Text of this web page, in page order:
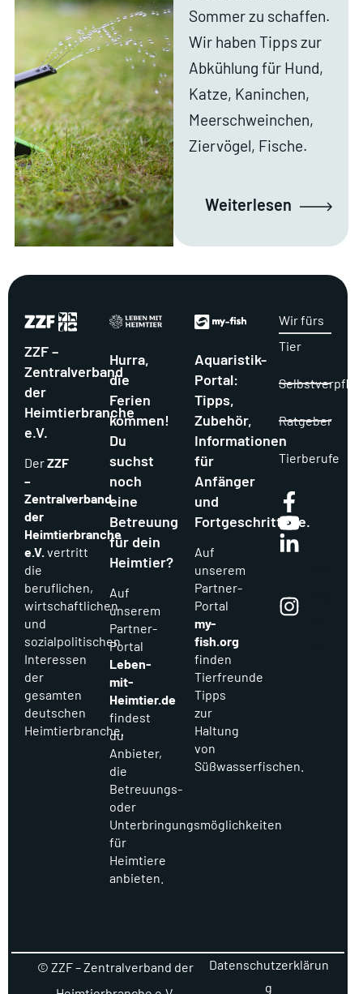
Sommer zu schaffen.
Wir haben Tipps zur
Abkühlung für Hund,
Katze, Kaninchen,
Meerschweinchen,
Ziervögel, Fische.
Weiterlesen
ZZF –
Zentralverband
der
Heimtierbranche
e.V.
DerZZF
–
Zentralverband
der
Heimtierbranche
e.V.vertritt
die
beruflichen,
wirtschaftlichen
und
sozialpolitischen
Interessen
der
gesamten
deutschen
Heimtierbranche.
Hurra,
die
Ferien
kommen!
Du
suchst
noch
eine
Betreuung
für dein
Heimtier?
Auf
unserem
Partner-
Portal
Leben-
mit-
Heimtier.de
findest
du
Anbieter,
die
Betreuungs-
oder
Unterbringungsmöglichkeiten
für
Heimtiere
anbieten.
Aquaristik-
Portal:
Tipps,
Zubehör,
Informationen
für
Anfänger
und
Fortgeschrittene.
Auf
unserem
Partner-
Portal
my-
fish.org
finden
Tierfreunde
Tipps
zur
Haltung
von
Süßwasserfischen.
Wir fürs
Tier
Ratgeber
Tierberufe
© ZZF – Zentralverband der
Datenschutzerklärun
g